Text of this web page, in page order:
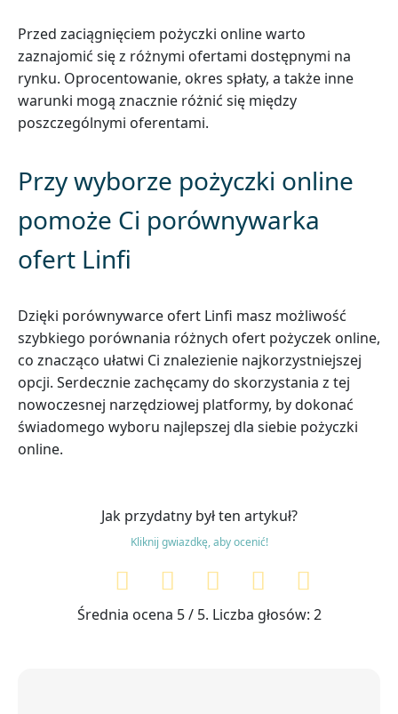
Przed zaciągnięciem pożyczki online warto
zaznajomić się z różnymi ofertami dostępnymi na
rynku. Oprocentowanie, okres spłaty, a także inne
warunki mogą znacznie różnić się między
poszczególnymi oferentami.
Przy wyborze pożyczki online
pomoże Ci porównywarka
ofert Linfi
Dzięki porównywarce ofert Linfi masz możliwość
szybkiego porównania różnych ofert pożyczek online,
co znacząco ułatwi Ci znalezienie najkorzystniejszej
opcji. Serdecznie zachęcamy do skorzystania z tej
nowoczesnej narzędziowej platformy, by dokonać
świadomego wyboru najlepszej dla siebie pożyczki
online.
Jak przydatny był ten artykuł?
Kliknij gwiazdkę, aby ocenić!
Średnia ocena 5/ 5. Liczba głosów: 2